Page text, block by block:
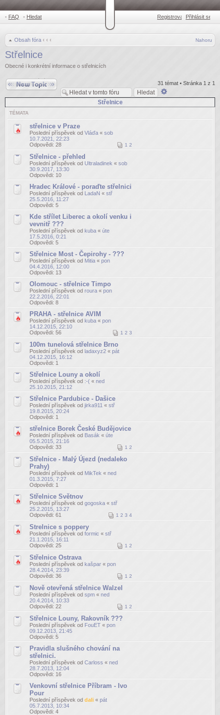
• FAQ • Hledat Registrovat •Přihlásit se
Obsah fóra ‹ ‹ ‹ Nahoru
Střelnice
Obecné i konkrétní informace o střelnicích
31 témat • Stránka 1 z 1
Odeslat nové téma
hledání
Střelnice
TÉMATA
střelnice v Praze
Poslední příspěvek od Vláďa « sob
10.7.2021, 22:23
Odpovědi: 28 1 2
Střelnice - přehled
Poslední příspěvek od Ultraladinek « sob
30.9.2017, 13:30
Odpovědi: 10
Hradec Králové - poraďte střelnici
Poslední příspěvek od LadaN « stř
25.5.2016, 11:27
Odpovědi: 5
Kde střílet Liberec a okolí venku i
vevnitř ???
Poslední příspěvek od kuba « úte
17.5.2016, 0:21
Odpovědi: 5
Střelnice Most - Čepirohy - ???
Poslední příspěvek od Mitia « pon
04.4.2016, 12:00
Odpovědi: 13
Olomouc - střelnice Timpo
Poslední příspěvek od roura « pon
22.2.2016, 22:01
Odpovědi: 8
PRAHA - střelnice AVIM
Poslední příspěvek od kuba « pon
14.12.2015, 22:10
Odpovědi: 56 1 2 3
100m tunelová střelnice Brno
Poslední příspěvek od ladaxyz2 « pát
04.12.2015, 16:12
Odpovědi: 1
Střelnice Louny a okolí
Poslední příspěvek od :-( « ned
25.10.2015, 21:12
Střelnice Pardubice - Dašice
Poslední příspěvek od jirka911 « stř
19.8.2015, 20:24
Odpovědi: 1
střelnice Borek České Budějovice
Poslední příspěvek od Basák « úte
05.5.2015, 21:16
Odpovědi: 33 1 2
Střelnice - Malý Újezd (nedaleko
Prahy)
Poslední příspěvek od MikTek « ned
01.3.2015, 7:27
Odpovědi: 1
Střelnice Světnov
Poslední příspěvek od gogoska « stř
25.2.2015, 13:27
Odpovědi: 61 1 2 3 4
Strelnice s poppery
Poslední příspěvek od formic « stř
21.1.2015, 16:11
Odpovědi: 25 1 2
Střelnice Ostrava
Poslední příspěvek od kašpar « pon
28.4.2014, 23:39
Odpovědi: 36 1 2
Nově otevřená střelnice Walzel
Poslední příspěvek od spm « ned
20.4.2014, 10:33
Odpovědi: 22 1 2
Střelnice Louny, Rakovník ???
Poslední příspěvek od FouET « pon
09.12.2013, 21:45
Odpovědi: 5
Pravidla slušného chování na
střelnici.
Poslední příspěvek od Carloss « ned
28.7.2013, 12:04
Odpovědi: 16
Venkovní střelnice Příbram - Ivo
Pour
Poslední příspěvek od dali « pát
05.7.2013, 10:34
Odpovědi: 4